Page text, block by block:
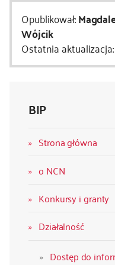
BIP
Strona główna
o NCN
Konkursy i granty
Działalność
Dostęp do
Opublikował:
Wójcik
Ostatnia aktualizacja: